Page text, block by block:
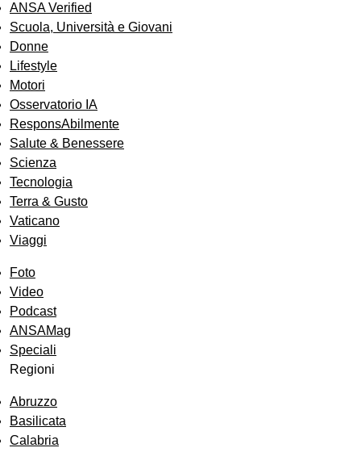
ANSA Verified
Scuola, Università e Giovani
Donne
Lifestyle
Motori
Osservatorio IA
ResponsAbilmente
Salute & Benessere
Scienza
Tecnologia
Terra & Gusto
Vaticano
Viaggi
Foto
Video
Podcast
ANSAMag
Speciali
Regioni
Abruzzo
Basilicata
Calabria